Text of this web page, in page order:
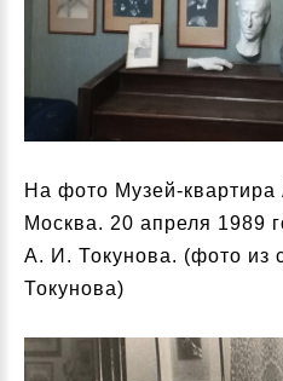
На фото Музей-
Москва. 20 апреля 1989
А. И. Токунова. (фото из
Токунова)